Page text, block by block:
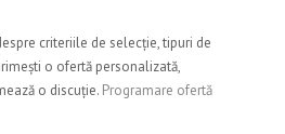
criteriile de selecție, tipuri de
o ofertă personalizată,
o discuție. Programare ofertă